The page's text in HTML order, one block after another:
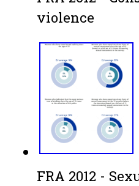
violence
FRA 2012 -